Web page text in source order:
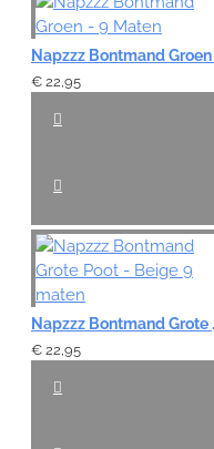
€ 22,95
Napzzz
€ 22,95